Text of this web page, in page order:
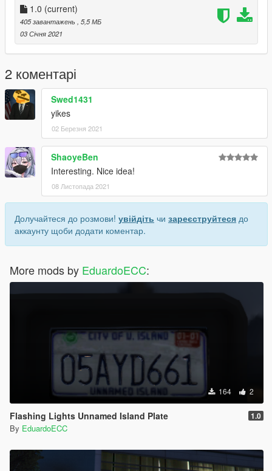
1.0 (current)
405 завантажень
, 5,5 МБ
03 Січня 2021
2 коментарі
Swed1431
yikes
02 Березня 2021
ShaoyeBen
Interesting. Nice idea!
08 Листопада 2021
Долучайтеся до розмови! увійдіть чи зареєструйтеся до
аккаунту щоби додати коментар.
More mods by EduardoECC:
164 2
Flashing Lights Unnamed Island Plate 1.0
By EduardoECC